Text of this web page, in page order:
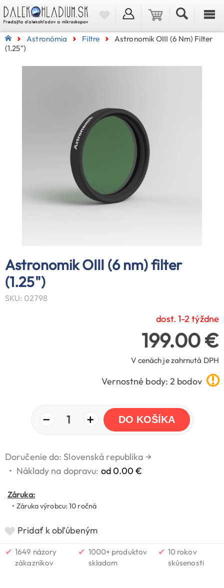
Astronómia Filtre
Astronomik OIII (6 Nm) Filter
(1.25")
Astronomik OIII (6 nm) filter
(1.25")
SKU: 02798
dost. 1-2 týždne
199.00 €
V cenách je zahrnutá DPH
Vernostné body: 2 bodov
− 1 + DO KOŠÍKA
Doručenie do: Slovenská republika →
• Náklady na dopravu: od 0.00 €
Záruka:
• Záruka výrobcu: 10 ročná
Pridať k obľúbeným
✔ 1649 názory
zákazníkov
✔ 1000+ produktov
skladom
✔ 10 rokov
skúsenosti